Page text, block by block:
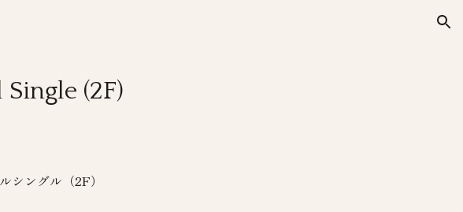
Single (2F)
シングル（2F）